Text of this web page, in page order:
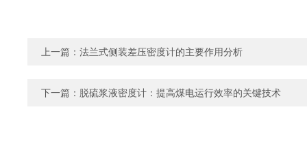
上一篇： 法兰式侧装差压密度计的主要作用分析
下一篇： 脱硫浆液密度计：提高煤电运行效率的关键技术